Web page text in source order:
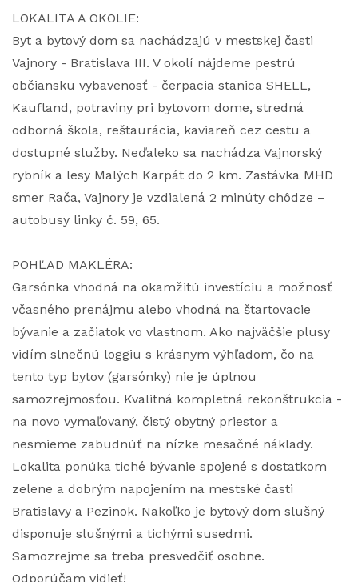
LOKALITA A OKOLIE:
Byt a bytový dom sa nachádzajú v mestskej časti
Vajnory - Bratislava III. V okolí nájdeme pestrú
občiansku vybavenosť - čerpacia stanica SHELL,
Kaufland, potraviny pri bytovom dome, stredná
odborná škola, reštaurácia, kaviareň cez cestu a
dostupné služby. Neďaleko sa nachádza Vajnorský
rybník a lesy Malých Karpát do 2 km. Zastávka MHD
smer Rača, Vajnory je vzdialená 2 minúty chôdze –
autobusy linky č. 59, 65.
POHĽAD MAKLÉRA:
Garsónka vhodná na okamžitú investíciu a možnosť
včasného prenájmu alebo vhodná na štartovacie
bývanie a začiatok vo vlastnom. Ako najväčšie plusy
vidím slnečnú loggiu s krásnym výhľadom, čo na
tento typ bytov (garsónky) nie je úplnou
samozrejmosťou. Kvalitná kompletná rekonštrukcia -
na novo vymaľovaný, čistý obytný priestor a
nesmieme zabudnúť na nízke mesačné náklady.
Lokalita ponúka tiché bývanie spojené s dostatkom
zelene a dobrým napojením na mestské časti
Bratislavy a Pezinok. Nakoľko je bytový dom slušný
disponuje slušnými a tichými susedmi.
Samozrejme sa treba presvedčiť osobne.
Odporúčam vidieť!